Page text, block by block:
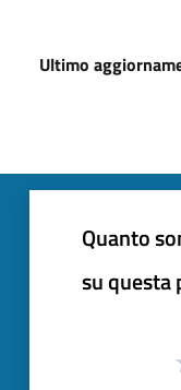
Ultimo
Quanto
su questa